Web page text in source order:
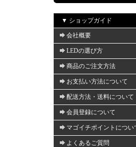
▼ ショップガイド
会社概要
LEDの選び方
商品のご注文方法
お支払い方法について
配送方法・送料について
会員登録について
マゴイチポイントについ
よくあるご質問